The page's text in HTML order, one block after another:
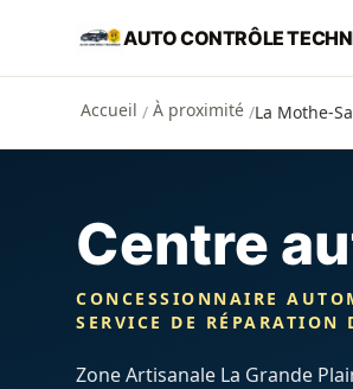
Aller au contenu principal
AUTO CONTRÔLE
Accueil / À proximité /La Mothe-
Centre
CONCESSIONNAIRE
SERVICE DE RÉPARATION
Zone Artisanale La Grande